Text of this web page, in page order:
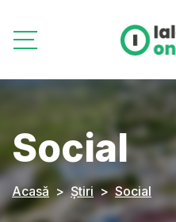
Social
Acasă Știri Social